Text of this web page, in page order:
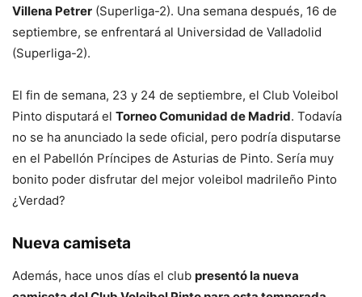
Villena Petrer (Superliga-2). Una semana después, 16 de
septiembre, se enfrentará al Universidad de Valladolid
(Superliga-2).
El fin de semana, 23 y 24 de septiembre, el Club Voleibol
Pinto disputará el Torneo Comunidad de Madrid. Todavía
no se ha anunciado la sede oficial, pero podría disputarse
en el Pabellón Príncipes de Asturias de Pinto. Sería muy
bonito poder disfrutar del mejor voleibol madrileño Pinto
¿Verdad?
Nueva camiseta
Además, hace unos días el club presentó la nueva